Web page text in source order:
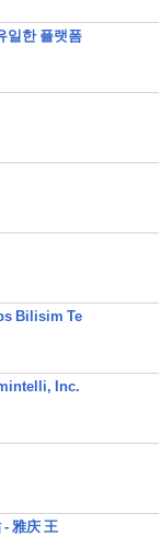
. 사용자는
을 재생 및
리할 수 있
쉽게 만듭니
악 아카이브
관리할 수 있
크, 숫자 및 기
양한 데이터에
하고자 하는
이를 자동으
할 수 있도록
공유하거나
드를 쉽게 생
해줍니다.
자가 제공된
산을 수행할
일한 플랫폼
Bilisim Te
Inc.
雅庆 王